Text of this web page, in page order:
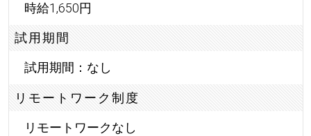
時給1,650円
試用期間
試用期間：なし
リモートワーク制度
リモートワークなし